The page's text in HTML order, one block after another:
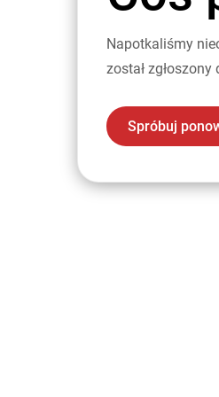
Napotkaliśmy
został zgłoszony
Spróbuj